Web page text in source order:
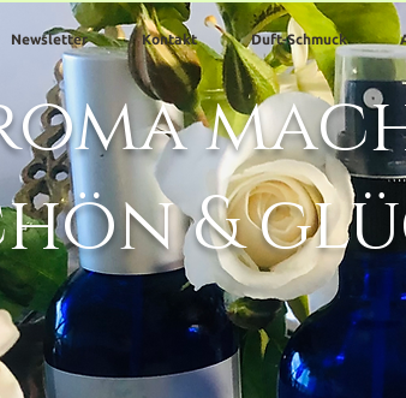
Newsletter Kontakt Duft-Schmuck
&